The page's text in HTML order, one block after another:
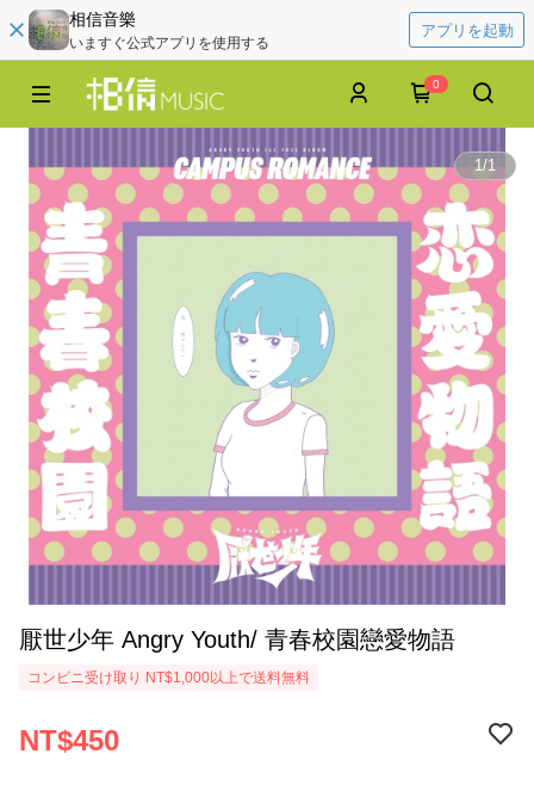
相信音樂
いますぐ公式アプリを使用する
アプリを起動
0
1/1
厭世少年 Angry Youth/ 青春校園戀愛物語
コンビニ受け取り NT$1,000以上で送料無料
NT$450